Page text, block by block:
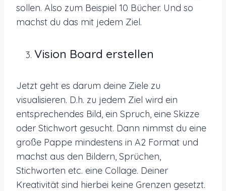
sollen. Also zum Beispiel 10 Bücher. Und so
machst du das mit jedem Ziel.
Vision Board erstellen
Jetzt geht es darum deine Ziele zu
visualisieren. D.h. zu jedem Ziel wird ein
entsprechendes Bild, ein Spruch, eine Skizze
oder Stichwort gesucht. Dann nimmst du eine
große Pappe mindestens in A2 Format und
machst aus den Bildern, Sprüchen,
Stichworten etc. eine Collage. Deiner
Kreativität sind hierbei keine Grenzen gesetzt.